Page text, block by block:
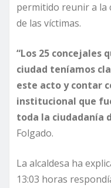
permitido reunir a la
de las víctimas.
“Los 25 concejales
ciudad teníamos
este acto y contar
institucional que
toda la ciudadanía
Folgado.
La alcaldesa ha
13:03 horas